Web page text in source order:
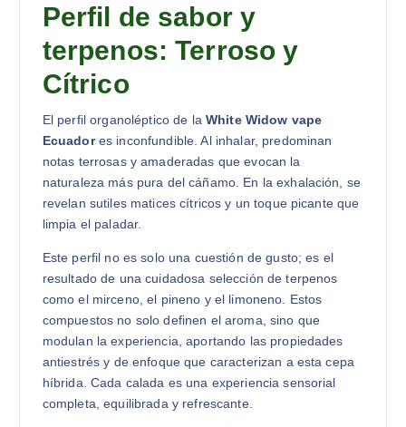
Perfil de sabor y
terpenos: Terroso y
Cítrico
El perfil organoléptico de la White Widow vape
Ecuadores inconfundible. Al inhalar, predominan
notas terrosas y amaderadas que evocan la
naturaleza más pura del cáñamo. En la exhalación, se
revelan sutiles matices cítricos y un toque picante que
limpia el paladar.
Este perfil no es solo una cuestión de gusto; es el
resultado de una cuidadosa selección de terpenos
como el mirceno, el pineno y el limoneno. Estos
compuestos no solo definen el aroma, sino que
modulan la experiencia, aportando las propiedades
antiestrés y de enfoque que caracterizan a esta cepa
híbrida. Cada calada es una experiencia sensorial
completa, equilibrada y refrescante.